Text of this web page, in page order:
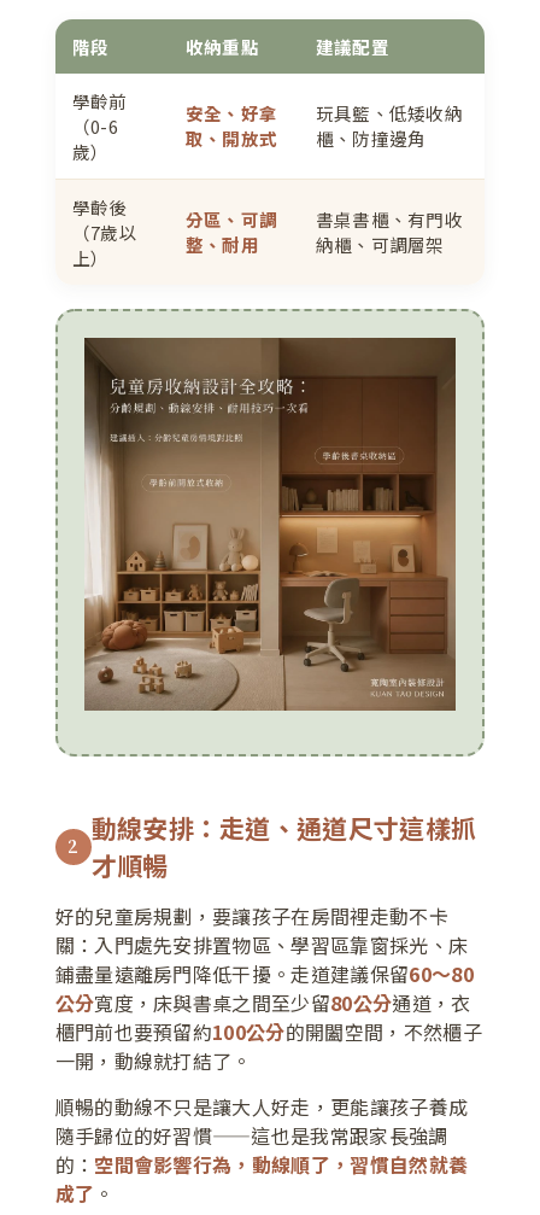
階段 收納重點 建議配置
學齡前
（0-6
歲）
安全、好拿
取、開放式
玩具籃、低矮收納
櫃、防撞邊角
學齡後
（7歲以
上）
分區、可調
整、耐用
書桌書櫃、有門收
納櫃、可調層架
2
動線安排：走道、通道尺寸這樣抓
才順暢
好的兒童房規劃，要讓孩子在房間裡走動不卡
關：入門處先安排置物區、學習區靠窗採光、床
鋪盡量遠離房門降低干擾。走道建議保留60～80
公分寬度，床與書桌之間至少留80公分通道，衣
櫃門前也要預留約100公分的開闔空間，不然櫃子
一開，動線就打結了。
順暢的動線不只是讓大人好走，更能讓孩子養成
隨手歸位的好習慣——這也是我常跟家長強調
的： 空間會影響行為，動線順了，習慣自然就養
成了 。